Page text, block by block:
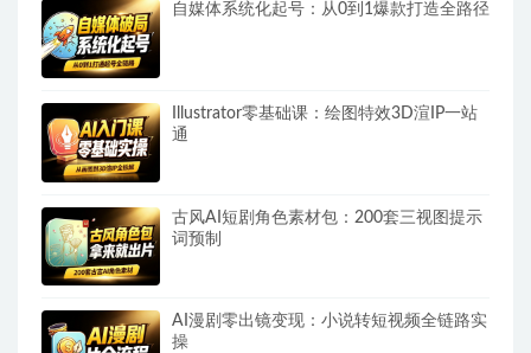
自媒体系统化起号：从0到1爆款打造全路径
Illustrator零基础课：绘图特效3D渲IP一站
通
古风AI短剧角色素材包：200套三视图提示
词预制
AI漫剧零出镜变现：小说转短视频全链路实
操